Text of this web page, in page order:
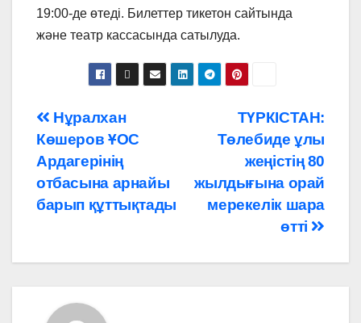
19:00-де өтеді. Билеттер тикетон сайтында
және театр кассасында сатылуда.
Навигация
по
записям
ТҮРКІСТАН:
Төлебиде ұлы
жеңістің 80
жылдығына орай
мерекелік шара
өтті
Нұралхан
Көшеров ҰОС
Ардагерінің
отбасына арнайы
барып құттықтады